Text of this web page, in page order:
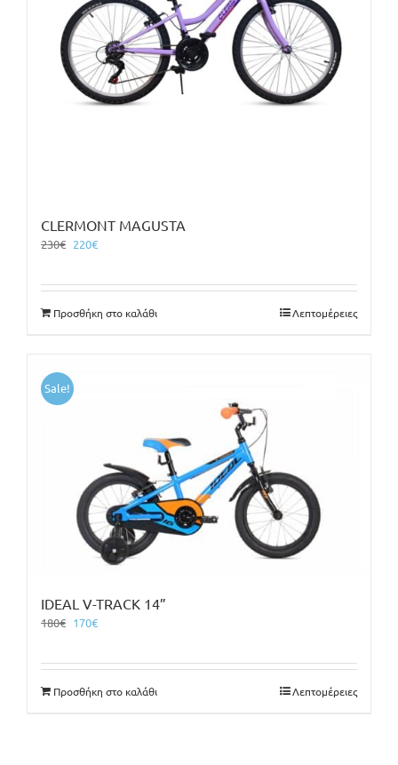
CLERMONT MAGUSTA
230€ Original
230€.
220€Η
είναι:
220€.
Προσθήκη στο καλάθι Λεπτομέρειες
Sale!
IDEAL V-TRACK 14”
180€ Original
180€.
170€Η
είναι:
170€.
Προσθήκη στο καλάθι Λεπτομέρειες